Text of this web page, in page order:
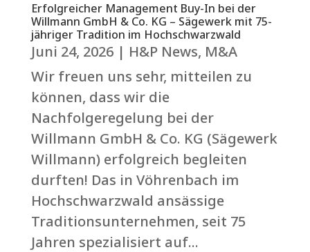
Erfolgreicher Management Buy-In bei der
Willmann GmbH & Co. KG – Sägewerk mit 75-
jähriger Tradition im Hochschwarzwald
Juni 24, 2026| H&P News, M&A
Wir freuen uns sehr, mitteilen zu
können, dass wir die
Nachfolgeregelung bei der
Willmann GmbH & Co. KG (Sägewerk
Willmann) erfolgreich begleiten
durften! Das in Vöhrenbach im
Hochschwarzwald ansässige
Traditionsunternehmen, seit 75
Jahren spezialisiert auf...